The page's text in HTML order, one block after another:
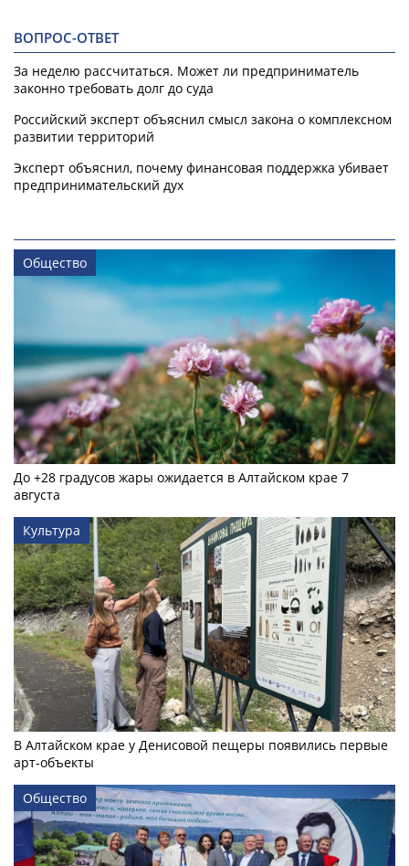
ВОПРОС-ОТВЕТ
За неделю рассчитаться. Может ли предприниматель
законно требовать долг до суда
Российский эксперт объяснил смысл закона о комплексном
развитии территорий
Эксперт объяснил, почему финансовая поддержка убивает
предпринимательский дух
Общество
До +28 градусов жары ожидается в Алтайском крае 7
августа
Культура
В Алтайском крае у Денисовой пещеры появились первые
арт-объекты
Общество